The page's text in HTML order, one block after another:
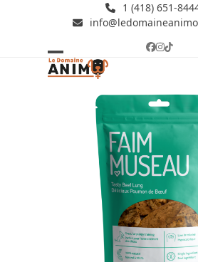
1 (418) 651-
Facebook
Tiktok
Open
mobile
Close
mobile